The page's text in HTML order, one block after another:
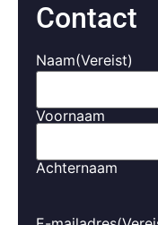
Slimme
realtime inzicht
in Wijk bij
Contact
Naam(Vereist)
Voornaam
Achternaam